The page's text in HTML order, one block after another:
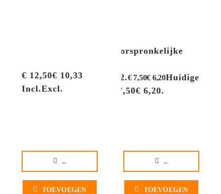
€ 12,50€ 10,33
Incl.Excl.
..
TOEVOEGEN
Oorspronkelijke
€ 9,95€ 8,22.€7,50€ 6,20Huidige
prijs is: € 7,50€ 6,20.
..
TOEVOEGEN